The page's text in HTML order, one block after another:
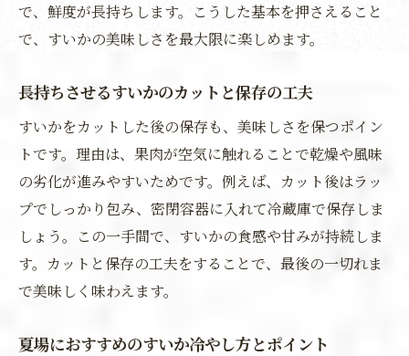
で、鮮度が長持ちします。こうした基本を押さえること
で、すいかの美味しさを最大限に楽しめます。
長持ちさせるすいかのカットと保存の工夫
すいかをカットした後の保存も、美味しさを保つポイン
トです。理由は、果肉が空気に触れることで乾燥や風味
の劣化が進みやすいためです。例えば、カット後はラッ
プでしっかり包み、密閉容器に入れて冷蔵庫で保存しま
しょう。この一手間で、すいかの食感や甘みが持続しま
す。カットと保存の工夫をすることで、最後の一切れま
で美味しく味わえます。
夏場におすすめのすいか冷やし方とポイント